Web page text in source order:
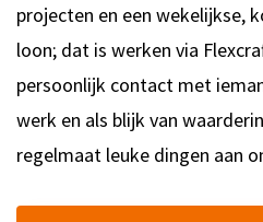
projecten en een wekelijkse,
loon; dat is werken via
persoonlijk contact met
werk en als blijk van
regelmaat leuke dingen aan